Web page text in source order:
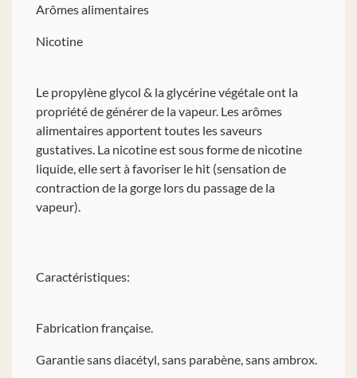
Arômes alimentaires
Nicotine
Le propylène glycol & la glycérine végétale ont la
propriété de générer de la vapeur. Les arômes
alimentaires apportent toutes les saveurs
gustatives. La nicotine est sous forme de nicotine
liquide, elle sert à favoriser le hit (sensation de
contraction de la gorge lors du passage de la
vapeur).
Caractéristiques:
Fabrication française.
Garantie sans diacétyl, sans parabène, sans ambrox.